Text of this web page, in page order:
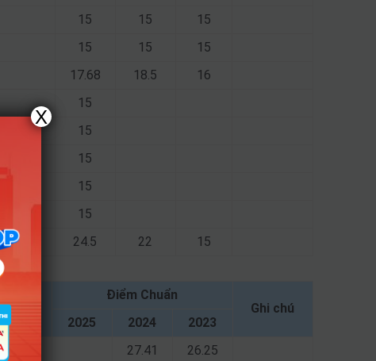
15 15
15
15 15
15
17.68 18.5
16
15
15
15
15
15
24.5 22 15
Điểm Chuẩn
Ghi chú
2025
2024
2023
27.41
26.25
X